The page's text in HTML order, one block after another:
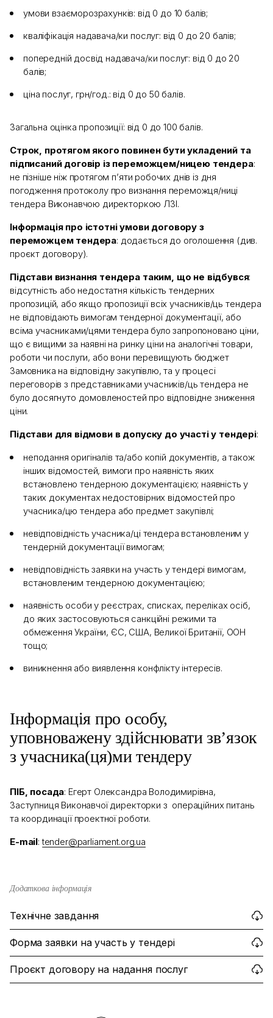
умови взаєморозрахунків: від 0 до 10 балів;
кваліфікація надавача/ки послуг: від 0 до 20 балів;
попередній досвід надавача/ки послуг: від 0 до 20
балів;
ціна послуг, грн/год.: від 0 до 50 балів.
Загальна оцінка пропозиції: від 0 до 100 балів.
Строк, протягом якого повинен бути укладений та
підписаний договір із переможцем/ницею тендера:
не пізніше ніж протягом п’яти робочих днів із дня
погодження протоколу про визнання переможця/ниці
тендера Виконавчою директоркою ЛЗІ.
Інформація про істотні умови договору з
переможцем тендера: додається до оголошення (див.
проєкт договору).
Підстави визнання тендера таким, що не відбувся:
відсутність або недостатня кількість тендерних
пропозицій, або якщо пропозиції всіх учасників/ць тендера
не відповідають вимогам тендерної документації, або
всіма учасниками/цями тендера було запропоновано ціни,
що є вищими за наявні на ринку ціни на аналогічні товари,
роботи чи послуги, або вони перевищують бюджет
Замовника на відповідну закупівлю, та у процесі
переговорів з представниками учасників/ць тендера не
було досягнуто домовленостей про відповідне зниження
ціни.
Підстави для відмови в допуску до участі у тендері:
неподання оригіналів та/або копій документів, а також
інших відомостей, вимоги про наявність яких
встановлено тендерною документацією; наявність у
таких документах недостовірних відомостей про
учасника/цю тендера або предмет закупівлі;
невідповідність учасника/ці тендера встановленим у
тендерній документації вимогам;
невідповідність заявки на участь у тендері вимогам,
встановленим тендерною документацією;
наявність особи у реєстрах, списках, переліках осіб,
до яких застосовуються санкційні режими та
обмеження України, ЄС, США, Великої Британії, ООН
тощо;
виникнення або виявлення конфлікту інтересів.
Інформація про особу,
уповноважену здійснювати зв’язок
з учасника(ця)ми тендеру
ПІБ, посада: Егерт Олександра Володимирівна,
Заступниця Виконавчої директорки з операційних питань
та координації проектної роботи.
E-mail:tender@parliament.org.ua
Додаткова інформація
Технічне завдання
Форма заявки на участь у тендері
Проєкт договору на надання послуг